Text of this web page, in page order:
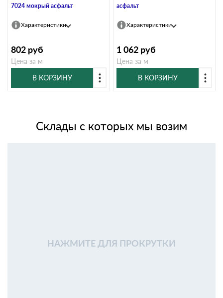
7024 мокрый асфальт
Характеристики
802 руб
Цена за м
В КОРЗИНУ
асфальт
Характеристики
1 062 руб
Цена за м
В КОРЗИНУ
Склады с которых мы возим
НАЖМИТЕ ДЛЯ ПРОКРУТКИ